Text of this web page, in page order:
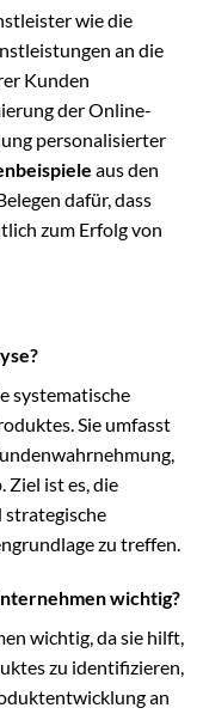
wie die
an die
Kunden
der Online-
personalisierter
aus den
dafür, dass
zum Erfolg von
systematische
Sie umfasst
ist es, die
zu treffen.
wichtig?
wichtig, da sie hilft,
zu identifizieren,
an